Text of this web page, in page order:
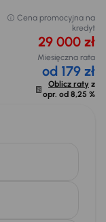
Cena promocyjna na
kredyt
29 000 zł
Miesięczna rata
od 179 zł
Oblicz raty z
opr. od 8,25 %